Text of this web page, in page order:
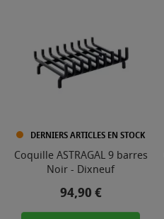
DERNIERS ARTICLES EN STOCK
Coquille ASTRAGAL 9 barres
Noir - Dixneuf
Prix
94,90 €